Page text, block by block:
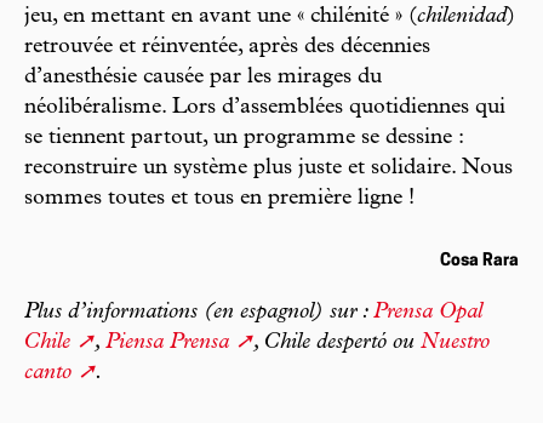
jeu, en mettant en avant une « chilénité » (chilenidad)
retrouvée et réinventée, après des décennies
d’anesthésie causée par les mirages du
néolibéralisme. Lors d’assemblées quotidiennes qui
se tiennent partout, un programme se dessine :
reconstruire un système plus juste et solidaire. Nous
sommes toutes et tous en première ligne !
Cosa Rara
Plus d’informations (en espagnol) sur : Prensa Opal
Chile
, Piensa Prensa , Chile despertó ou Nuestro
canto
.